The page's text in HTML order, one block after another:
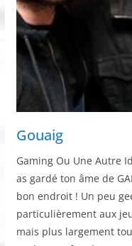
Gouaig
Gaming Ou Une Autre
as gardé ton âme de
bon endroit ! Un peu
particulièrement aux
mais plus largement